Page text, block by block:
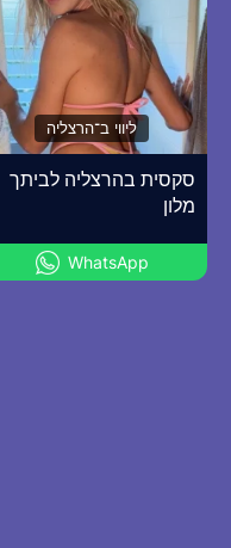
ליווי ב־הרצליה
סקסית בהרצליה לביתך
מלון
WhatsApp